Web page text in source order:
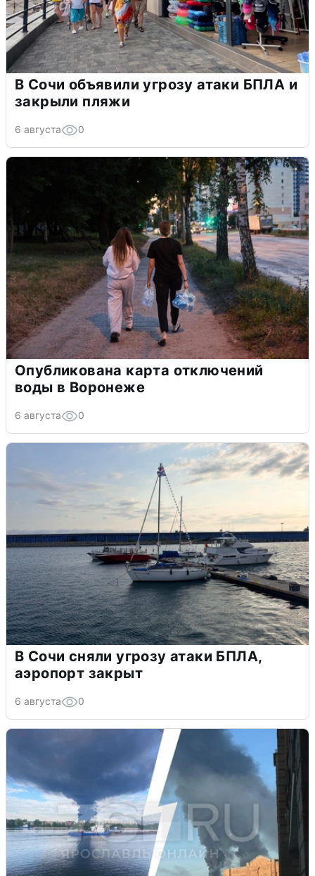
В Сочи объявили угрозу атаки БПЛА и
закрыли пляжи
6 августа 0
Опубликована карта отключений
воды в Воронеже
6 августа 0
В Сочи сняли угрозу атаки БПЛА,
аэропорт закрыт
6 августа 0